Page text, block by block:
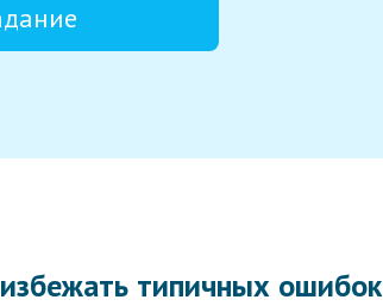
типичных ошибок